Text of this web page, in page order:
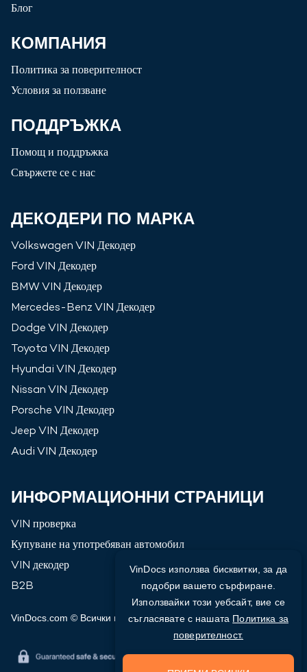
VinDocs използва бисквитки, за да
подобри вашето сърфиране.
Използвайки този уебсайт, вие се
съгласявате с нашата Политика за
поверителност.
Блог
КОМПАНИЯ
Политика за поверителност
Условия за ползване
ПОДДРЪЖКА
Помощ и поддръжка
Свържете се с нас
ДЕКОДЕРИ ПО МАРКА
Volkswagen VIN Декодер
Ford VIN Декодер
BMWVIN Декодер
Mercedes-Benz VIN Декодер
Dodge VIN Декодер
Toyota VIN Декодер
Hyundai VIN Декодер
Nissan VIN Декодер
Porsche VIN Декодер
Jeep VIN Декодер
Audi VIN Декодер
ИНФОРМАЦИОННИ СТРАНИЦИ
VIN проверка
Купуване на употребяван автомобил
VIN декодер
B2B
VinDocs.com © Всички права запазени 2026